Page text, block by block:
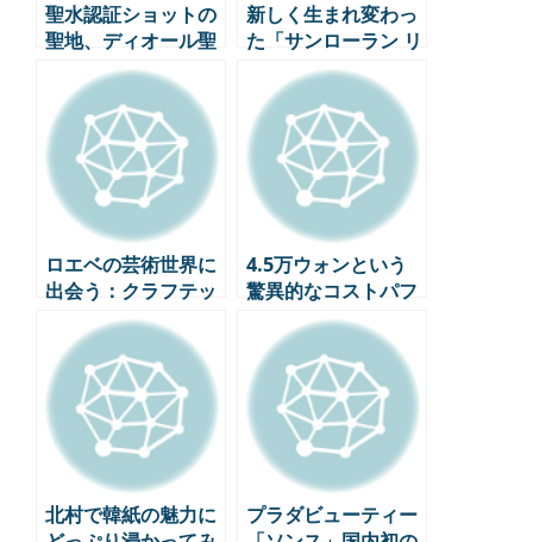
聖水認証ショットの
聖地、ディオール聖
水が新しく生まれ変
わりました。
新しく生まれ変わっ
た「サンローラン リ
ヴ・ドワイト・パ
リ」-ファッション、
アート、美食のハー
モニー
ロエベの芸術世界に
出会う：クラフテッ
ド・ワールド」初展
覧会、上海で開幕！
4.5万ウォンという
驚異的なコストパフ
ォーマンス…ミシュ
ランビブグルマンに
選ばれたソウルグル
メ5選
北村で韓紙の魅力に
プラダビューティー